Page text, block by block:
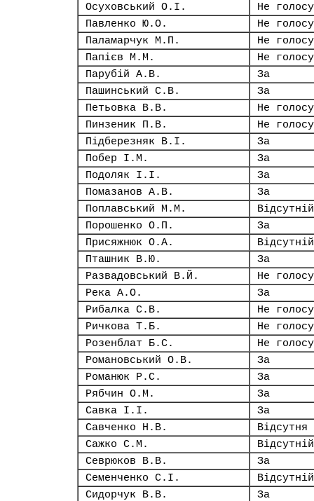
Осуховський О.І.
Не
Павленко Ю.О.
Не
Паламарчук М.П.
Не
Папієв М.М.
Не
Парубій А.В.
За
Пашинський С.В.
За
Петьовка В.В.
Не
Пинзеник П.В.
Не
Підберезняк В.І.
За
Побер І.М.
За
Подоляк І.І.
За
Помазанов А.В.
За
Поплавський М.М.
Відсутній
Порошенко О.П.
За
Присяжнюк О.А.
Відсутній
Пташник В.Ю.
За
Развадовський В.Й.
Не
Река А.О.
За
Рибалка С.В.
Не
Ричкова Т.Б.
Не
Розенблат Б.С.
Не
Романовський О.В.
За
Романюк Р.С.
За
Рябчин О.М.
За
Савка І.І.
За
Савченко Н.В.
Відсутня
Сажко С.М.
Відсутній
Севрюков В.В.
За
Семенченко С.І.
Відсутній
Сидорчук В.В.
За